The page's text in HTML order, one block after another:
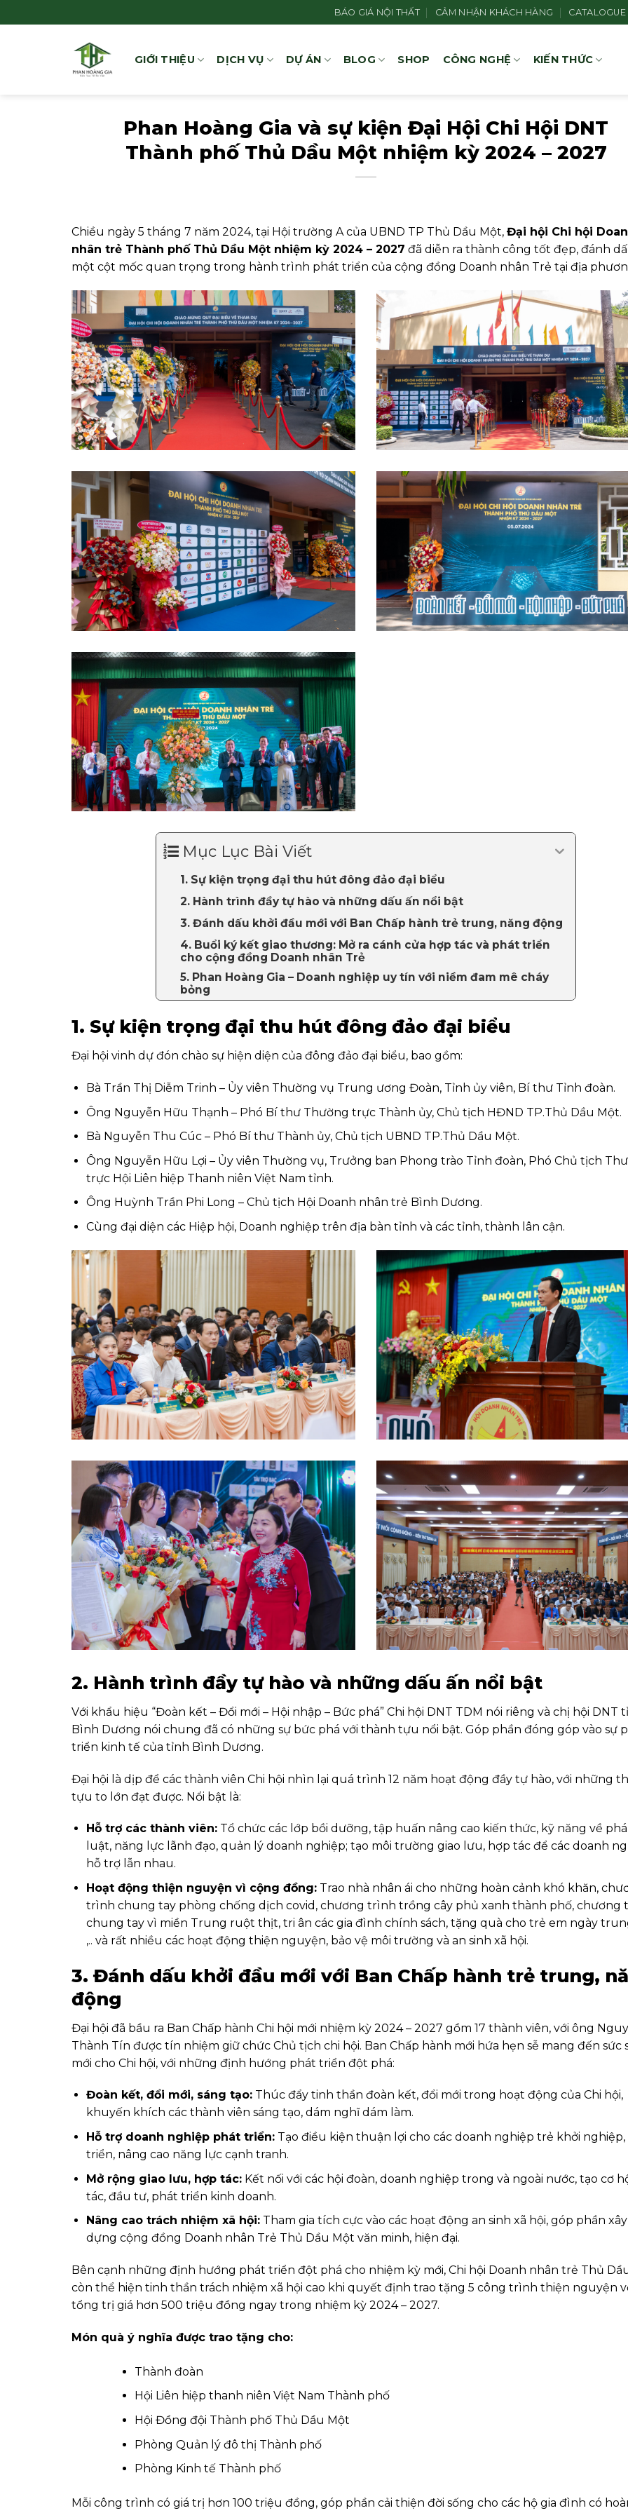
qua
BÁO GIÁ NỘI THẤT CẢM NHẬN KHÁCH HÀNG CATALOGUE
GIỚI THIỆU DỊCH VỤ DỰ ÁN BLOG SHOP CÔNG NGHỆ KIẾN THỨC
Phan Hoàng Gia và sự kiện Đại Hội Chi Hội DNT
Thành phố Thủ Dầu Một nhiệm kỳ 2024 – 2027
Chiều ngày 5 tháng 7 năm 2024, tại Hội trường A của UBND TP Thủ Dầu Một, Đại hội Chi hội
nhân trẻ Thành phố Thủ Dầu Một nhiệm kỳ 2024 – 2027 đã diễn ra thành công tốt đẹp, đánh
một cột mốc quan trọng trong hành trình phát triển của cộng đồng Doanh nhân Trẻ tại địa
Mục Lục Bài Viết
1. Sự kiện trọng đại thu hút đông đảo đại biểu
2. Hành trình đầy tự hào và những dấu ấn nổi bật
3. Đánh dấu khởi đầu mới với Ban Chấp hành trẻ trung, năng động
4. Buổi ký kết giao thương: Mở ra cánh cửa hợp tác và phát triển
cho cộng đồng Doanh nhân Trẻ
5. Phan Hoàng Gia – Doanh nghiệp uy tín với niềm đam mê cháy
bỏng
1. Sự kiện trọng đại thu hút đông đảo đại biểu
Đại hội vinh dự đón chào sự hiện diện của đông đảo đại biểu, bao gồm:
Bà Trần Thị Diễm Trinh – Ủy viên Thường vụ Trung ương Đoàn, Tỉnh ủy viên, Bí thư Tỉnh đoàn.
Ông Nguyễn Hữu Thạnh – Phó Bí thư Thường trực Thành ủy, Chủ tịch HĐND TP.Thủ Dầu Một.
Bà Nguyễn Thu Cúc – Phó Bí thư Thành ủy, Chủ tịch UBND TP.Thủ Dầu Một.
Ông Nguyễn Hữu Lợi – Ủy viên Thường vụ, Trưởng ban Phong trào Tỉnh đoàn, Phó Chủ tịch
trực Hội Liên hiệp Thanh niên Việt Nam tỉnh.
Ông Huỳnh Trần Phi Long – Chủ tịch Hội Doanh nhân trẻ Bình Dương.
Cùng đại diện các Hiệp hội, Doanh nghiệp trên địa bàn tỉnh và các tỉnh, thành lân cận.
2. Hành trình đầy tự hào và những dấu ấn nổi bật
Với khẩu hiệu “Đoàn kết – Đổi mới – Hội nhập – Bức phá” Chi hội DNT TDM nói riêng và chị hội DNT
Bình Dương nói chung đã có những sự bức phá với thành tựu nổi bật. Góp phần đóng góp vào sự
triển kinh tế của tỉnh Bình Dương.
Đại hội là dịp để các thành viên Chi hội nhìn lại quá trình 12 năm hoạt động đầy tự hào, với những
tựu to lớn đạt được. Nổi bật là:
Hỗ trợ các thành viên:Tổ chức các lớp bồi dưỡng, tập huấn nâng cao kiến thức, kỹ năng về
luật, năng lực lãnh đạo, quản lý doanh nghiệp; tạo môi trường giao lưu, hợp tác để các doanh
hỗ trợ lẫn nhau.
Hoạt động thiện nguyện vì cộng đồng: Trao nhà nhân ái cho những hoàn cảnh khó khăn,
trình chung tay phòng chống dịch covid, chương trình trồng cây phủ xanh thành phố, chương
chung tay vì miền Trung ruột thịt, tri ân các gia đình chính sách, tặng quà cho trẻ em ngày
,.. và rất nhiều các hoạt động thiện nguyện, bảo vệ môi trường và an sinh xã hội.
3. Đánh dấu khởi đầu mới với Ban Chấp hành trẻ trung,
động
Đại hội đã bầu ra Ban Chấp hành Chi hội mới nhiệm kỳ 2024 – 2027 gồm 17 thành viên, với ông
Thành Tín được tín nhiệm giữ chức Chủ tịch chi hội. Ban Chấp hành mới hứa hẹn sễ mang đến sức
mới cho Chi hội, với những định hướng phát triển đột phá:
Đoàn kết, đổi mới, sáng tạo:Thúc đẩy tinh thần đoàn kết, đổi mới trong hoạt động của Chi hội,
khuyến khích các thành viên sáng tạo, dám nghĩ dám làm.
Hỗ trợ doanh nghiệp phát triển:Tạo điều kiện thuận lợi cho các doanh nghiệp trẻ khởi nghiệp,
triển, nâng cao năng lực cạnh tranh.
Mở rộng giao lưu, hợp tác:Kết nối với các hội đoàn, doanh nghiệp trong và ngoài nước, tạo cơ
tác, đầu tư, phát triển kinh doanh.
Nâng cao trách nhiệm xã hội:Tham gia tích cực vào các hoạt động an sinh xã hội, góp phần xây
dựng cộng đồng Doanh nhân Trẻ Thủ Dầu Một văn minh, hiện đại.
Bên cạnh những định hướng phát triển đột phá cho nhiệm kỳ mới, Chi hội Doanh nhân trẻ Thủ
còn thể hiện tinh thần trách nhiệm xã hội cao khi quyết định trao tặng 5 công trình thiện nguyện
tổng trị giá hơn 500 triệu đồng ngay trong nhiệm kỳ 2024 – 2027.
Món quà ý nghĩa được trao tặng cho:
Thành đoàn
Hội Liên hiệp thanh niên Việt Nam Thành phố
Hội Đồng đội Thành phố Thủ Dầu Một
Phòng Quản lý đô thị Thành phố
Phòng Kinh tế Thành phố
Mỗi công trình có giá trị hơn 100 triệu đồng, góp phần cải thiện đời sống cho các hộ gia đình có